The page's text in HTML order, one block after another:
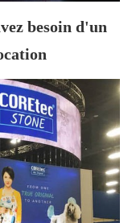
besoin d'un